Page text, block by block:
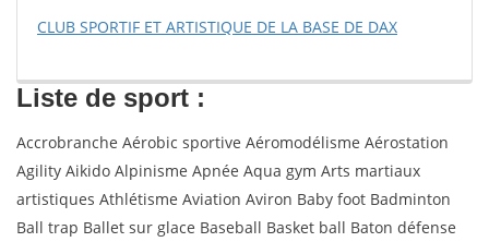
CLUB SPORTIF ET ARTISTIQUE DE LA BASE DE DAX
Liste de sport :
Accrobranche Aérobic sportive Aéromodélisme Aérostation
Agility Aikido Alpinisme Apnée Aqua gym Arts martiaux
artistiques Athlétisme Aviation Aviron Baby foot Badminton
Ball trap Ballet sur glace Baseball Basket ball Baton défense